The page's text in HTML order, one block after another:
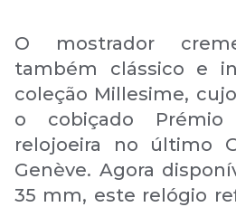
O mostrador
também clássico e
coleção Millesime,
o cobiçado
relojoeira no último
Genève. Agora
35 mm, este relógio